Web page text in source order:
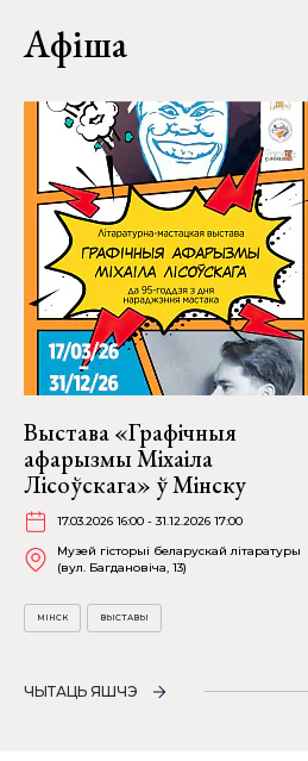
Афіша
Выстава «Графічныя
афарызмы Міхаіла
Лісоўскага» ў Мінску
17.03.2026 16:00 - 31.12.2026 17:00
Музей гісторыі беларускай літаратуры
(вул. Багдановіча, 13)
МІНСК ВЫСТАВЫ
ЧЫТАЦЬ ЯШЧЭ